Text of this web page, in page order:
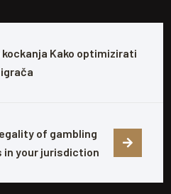
kockanja Kako optimizirati
of gambling
in your jurisdiction